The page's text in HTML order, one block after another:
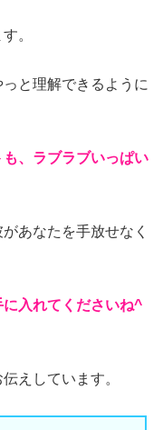
。
と理解できるように
、ラブラブいっぱい
あなたを手放せなく
入れてくださいね^
えしています。